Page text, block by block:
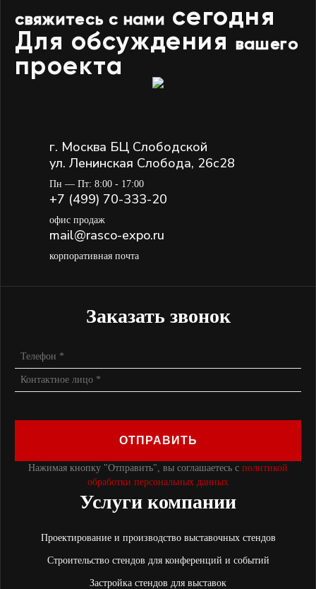
свяжитесь с нами сегодня
Для обсуждения вашего
проекта
г. Москва БЦ Слободской
ул. Ленинская Слобода, 26с28
Пн — Пт: 8:00 - 17:00
+7 (499) 70-333-20
офис продаж
mail@rasco-expo.ru
корпоративная почта
Услуги компании
Проектирование и производство выставочных стендов
Строительство стендов для конференций и событий
Застройка стендов для выставок
Заказать звонок
ОТПРАВИТЬ
Нажимая кнопку "Отправить", вы соглашаетесь с политикой
обработки персональных данных